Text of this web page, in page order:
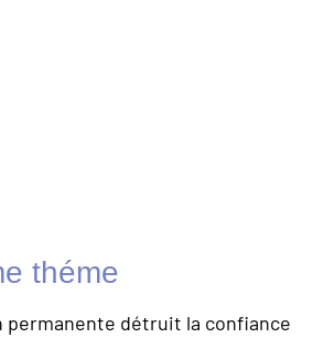
théme
permanente détruit la confiance